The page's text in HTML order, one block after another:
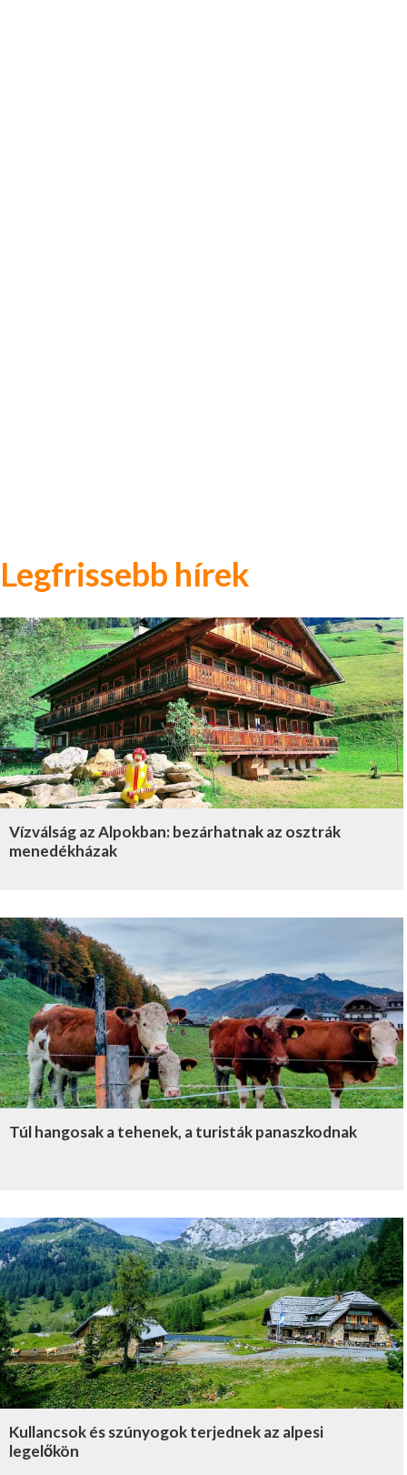
Legfrissebb hírek
Vízválság az Alpokban: bezárhatnak az osztrák
menedékházak
Túl hangosak a tehenek, a turisták panaszkodnak
Kullancsok és szúnyogok terjednek az alpesi
legelőkön